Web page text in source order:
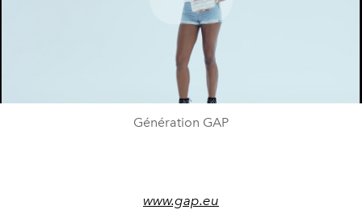
Play
Video
Génération GAP
www.gap.eu